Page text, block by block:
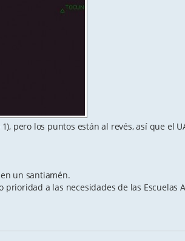
pero los puntos están al revés, así que el
un santiamén.
a las necesidades de las Escuelas